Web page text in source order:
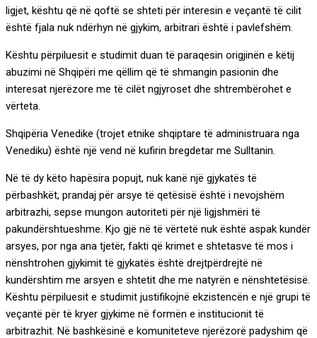
ligjet, kështu që në qoftë se shteti për interesin e veçantë të cilit
është fjala nuk ndërhyn në gjykim, arbitrari është i pavlefshëm.
Kështu përpiluesit e studimit duan të paraqesin origjinën e këtij
abuzimi në Shqipëri me qëllim që të shmangin pasionin dhe
interesat njerëzore me të cilët ngjyroset dhe shtrembërohet e
vërteta.
Shqipëria Venedike (trojet etnike shqiptare të administruara nga
Venediku) është një vend në kufirin bregdetar me Sulltanin.
Në të dy këto hapësira popujt, nuk kanë një gjykatës të
përbashkët, prandaj për arsye të qetësisë është i nevojshëm
arbitrazhi, sepse mungon autoriteti për një ligjshmëri të
pakundërshtueshme. Kjo gjë në të vërtetë nuk është aspak kundër
arsyes, por nga ana tjetër, fakti që krimet e shtetasve të mos i
nënshtrohen gjykimit të gjykatës është drejtpërdrejtë në
kundërshtim me arsyen e shtetit dhe me natyrën e nënshtetësisë.
Kështu përpiluesit e studimit justifikojnë ekzistencën e një grupi të
veçantë për të kryer gjykime në formën e institucionit të
arbitrazhit. Në bashkësinë e komuniteteve njerëzorë padyshim që